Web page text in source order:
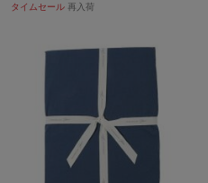
タイムセール 再入荷